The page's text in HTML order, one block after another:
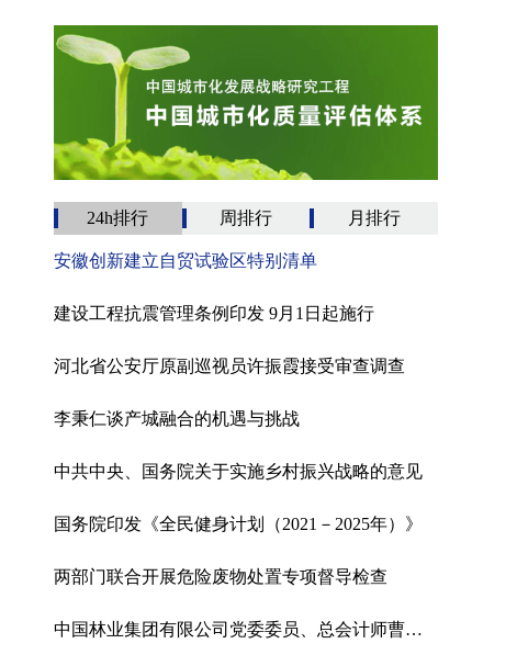
24h排行 周排行 月排行
安徽创新建立自贸试验区特别清单
建设工程抗震管理条例印发 9月1日起施行
河北省公安厅原副巡视员许振霞接受审查调查
李秉仁谈产城融合的机遇与挑战
中共中央、国务院关于实施乡村振兴战略的意见
国务院印发《全民健身计划（2021－2025年）》
两部门联合开展危险废物处置专项督导检查
中国林业集团有限公司党委委员、总会计师曹军接受纪律审查和监察调查